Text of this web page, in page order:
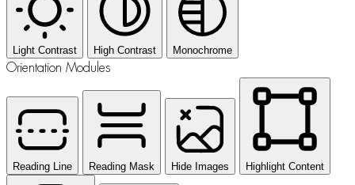
Light Contrast High Contrast Monochrome
Orientation Modules
Reading Line Reading Mask Hide Images Highlight Content